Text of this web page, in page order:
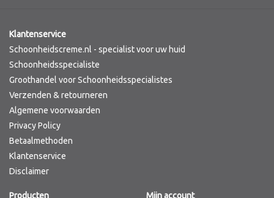
Klantenservice
Schoonheidscreme.nl - specialist voor uw huid
Schoonheidsspecialiste
Groothandel voor Schoonheidsspecialistes
Verzenden & retourneren
Algemene voorwaarden
Privacy Policy
Betaalmethoden
Klantenservice
Disclaimer
Producten
Mijn account